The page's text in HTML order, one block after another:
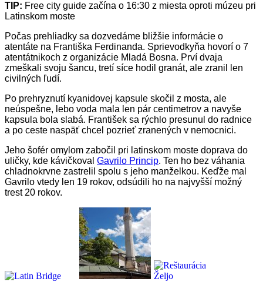
TIP: Free city guide začína o 16:30 z miesta oproti múzeu pri
Latinskom moste
Počas prehliadky sa dozvedáme bližšie informácie o
atentáte na Františka Ferdinanda. Sprievodkyňa hovorí o 7
atentátnikoch z organizácie Mladá Bosna. Prví dvaja
zmeškali svoju šancu, tretí síce hodil granát, ale zranil len
civilných ľudí.
Po prehryznutí kyanidovej kapsule skočil z mosta, ale
neúspešne, lebo voda mala len pár centimetrov a navyše
kapsula bola slabá. František sa rýchlo presunul do radnice
a po ceste naspäť chcel pozrieť zranených v nemocnici.
Jeho šofér omylom zabočil pri latinskom moste doprava do
uličky, kde kávičkoval Gavrilo Princip. Ten ho bez váhania
chladnokrvne zastrelil spolu s jeho manželkou. Keďže mal
Gavrilo vtedy len 19 rokov, odsúdili ho na najvyšší možný
trest 20 rokov.